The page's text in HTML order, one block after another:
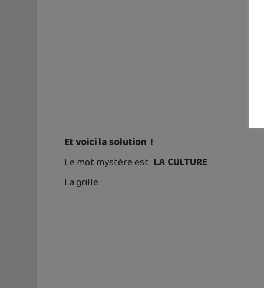
Et voici la solution !
Le mot mystère est :LA CULTURE
La grille :